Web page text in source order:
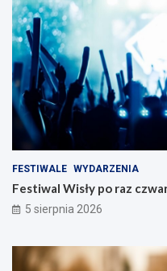
FESTIWALE WYDARZENIA
Festiwal Wisły po raz
5 sierpnia 2026